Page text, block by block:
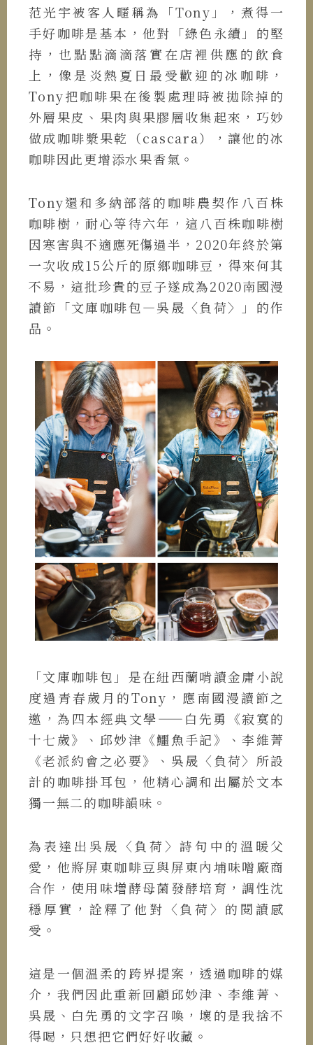
范光宇被客人暱稱為「Tony」，煮得一
手好咖啡是基本，他對「綠色永續」的堅
持，也點點滴滴落實在店裡供應的飲食
上，像是炎熱夏日最受歡迎的冰咖啡，
Tony把咖啡果在後製處理時被拋除掉的
外層果皮、果肉與果膠層收集起來，巧妙
做成咖啡漿果乾（cascara），讓他的冰
咖啡因此更增添水果香氣。
Tony還和多納部落的咖啡農契作八百株
咖啡樹，耐心等待六年，這八百株咖啡樹
因寒害與不適應死傷過半，2020年終於第
一次收成15公斤的原鄉咖啡豆，得來何其
不易，這批珍貴的豆子遂成為2020南國漫
讀節「文庫咖啡包—吳晟〈負荷〉」的作
品。
「文庫咖啡包」是在紐西蘭啃讀金庸小說
度過青春歲月的Tony，應南國漫讀節之
邀，為四本經典文學——白先勇《寂寞的
十七歲》、邱妙津《鱷魚手記》、李維菁
《老派約會之必要》、吳晟〈負荷〉所設
計的咖啡掛耳包，他精心調和出屬於文本
獨一無二的咖啡韻味。
為表達出吳晟〈負荷〉詩句中的溫暖父
愛，他將屏東咖啡豆與屏東內埔味噌廠商
合作，使用味増酵母菌發酵培育，調性沈
穩厚實，詮釋了他對〈負荷〉的閱讀感
受。
這是一個溫柔的跨界提案，透過咖啡的媒
介，我們因此重新回顧邱妙津、李維菁、
吳晟、白先勇的文字召喚，壞的是我捨不
得喝，只想把它們好好收藏。